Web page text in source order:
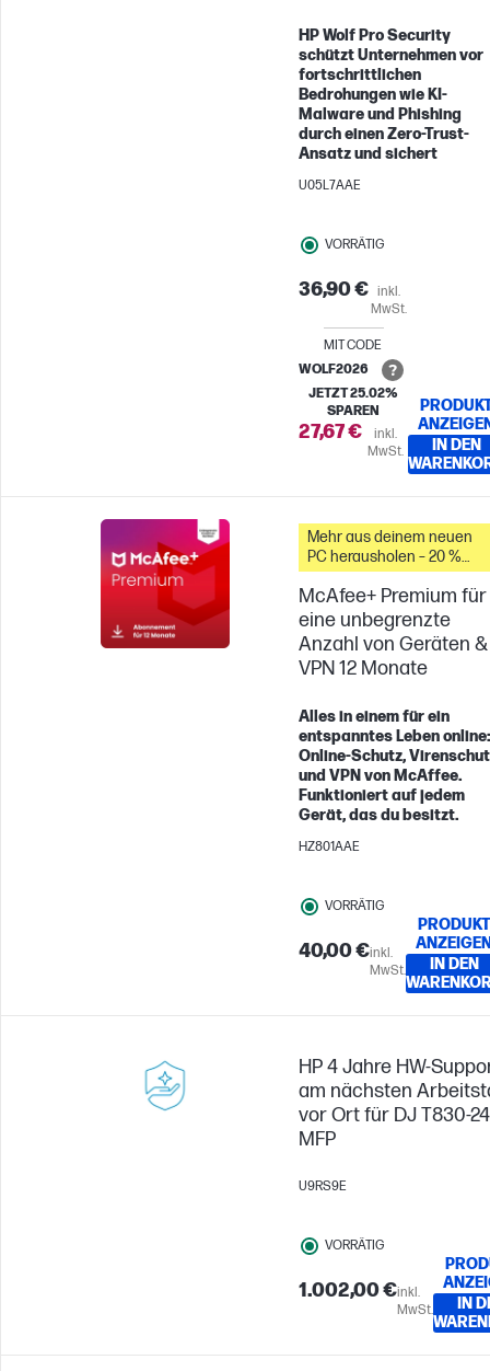
HP Wolf Pro Security
schützt Unternehmen vor
fortschrittlichen
Bedrohungen wie KI-
Malware und Phishing
durch einen Zero-Trust-
Ansatz und sichert
U05L7AAE
VORRÄTIG
36,90 € inkl.
MwSt.
MIT CODE
WOLF2026
JETZT 25.02%
SPAREN
27,67 €
inkl.
MwSt.
IN DEN
Mehr aus deinem neuen
PC herausholen – 20 %
Rabatt auf Zubehör
McAfee+ Premium für
eine unbegrenzte
Anzahl von Geräten &
VPN 12 Monate
Alles in einem für ein
entspanntes Leben online:
Online-Schutz,
und VPN von McAffee.
Funktioniert auf jedem
Gerät, das du besitzt.
HZ801AAE
VORRÄTIG
40,00 €inkl.
MwSt.
PRODUKT
IN DEN
HP 4 Jahre HW-
am nächsten
vor Ort für DJ T830-24
MFP
U9RS9E
VORRÄTIG
1.002,00 €inkl.
MwSt.
IN